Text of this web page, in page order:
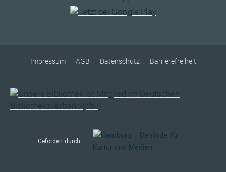
Impressum AGB Datenschutz Barrierefreiheit
Gefördert durch